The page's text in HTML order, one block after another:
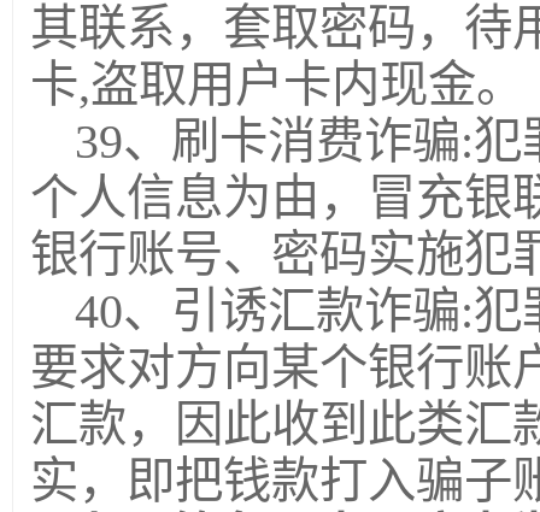
其联系，套取密码，待
卡,盗取用户卡内现金。
39、刷卡消费诈骗:
个人信息为由，冒充银
银行账号、密码实施犯
40、引诱汇款诈骗:
要求对方向某个银行账
汇款，因此收到此类汇
实，即把钱款打入骗子